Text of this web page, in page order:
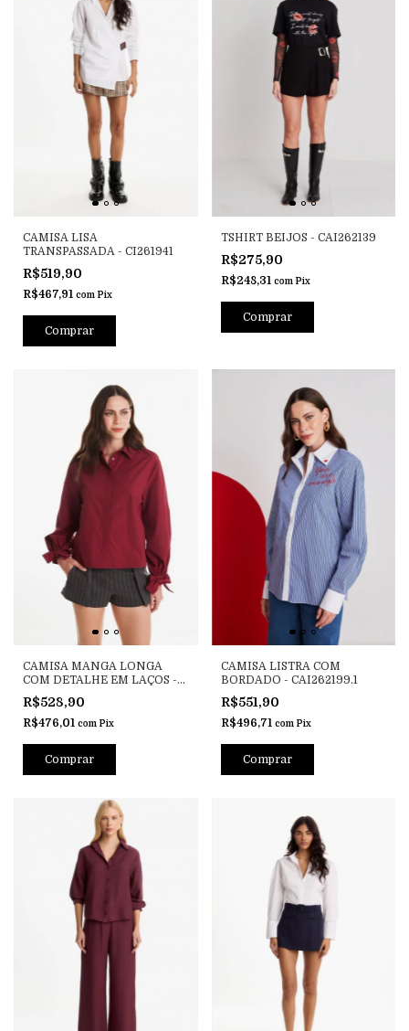
CAMISA LISA
TRANSPASSADA - CI261941
R$519,90
R$467,91 com Pix
Comprar
TSHIRT BEIJOS - CAI262139
R$275,90
R$248,31 com Pix
Comprar
CAMISA MANGA LONGA
COM DETALHE EM LAÇOS -
CAI262330
R$528,90
R$476,01 com Pix
Comprar
CAMISA LISTRA COM
BORDADO - CAI262199.1
R$551,90
R$496,71 com Pix
Comprar